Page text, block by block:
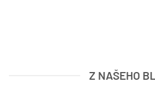
Z NAŠEHO